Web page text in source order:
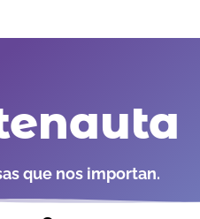
que nos importan.